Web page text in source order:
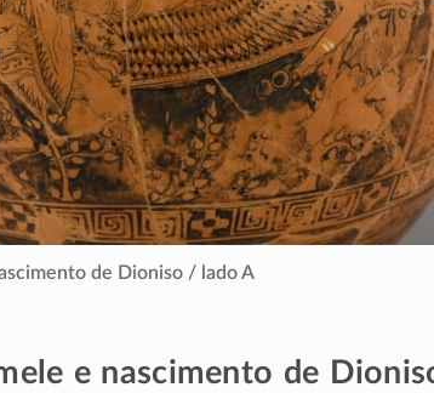
de Dioniso / lado A
e nascimento de